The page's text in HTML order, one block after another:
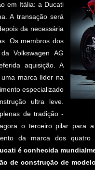
em Itália: a Ducati
A transação será
da necessária
Os membros dos
Volkswagen AG
aquisição. A
marca líder na
especializado
ultra leve.
de tradição -
o terceiro pilar para
da marca dos
é conhecida
de construção de